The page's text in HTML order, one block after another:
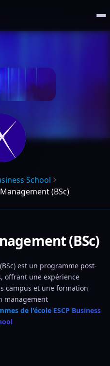
School
(BSc)
(BSc)
est un programme post-
offrant une expérience
campus et une formation
management
de l'école ESCP Business